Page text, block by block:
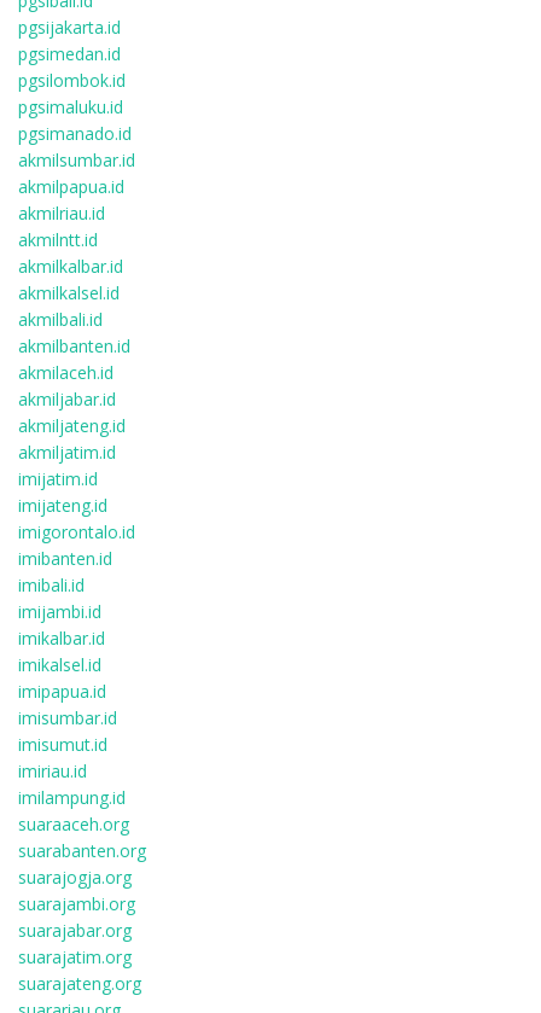
pgsijakarta.id
pgsimedan.id
pgsilombok.id
pgsimaluku.id
pgsimanado.id
akmilsumbar.id
akmilpapua.id
akmilriau.id
akmilntt.id
akmilkalbar.id
akmilkalsel.id
akmilbali.id
akmilbanten.id
akmilaceh.id
akmiljabar.id
akmiljateng.id
akmiljatim.id
imijatim.id
imijateng.id
imigorontalo.id
imibanten.id
imibali.id
imijambi.id
imikalbar.id
imikalsel.id
imipapua.id
imisumbar.id
imisumut.id
imiriau.id
imilampung.id
suaraaceh.org
suarabanten.org
suarajogja.org
suarajambi.org
suarajabar.org
suarajatim.org
suarajateng.org